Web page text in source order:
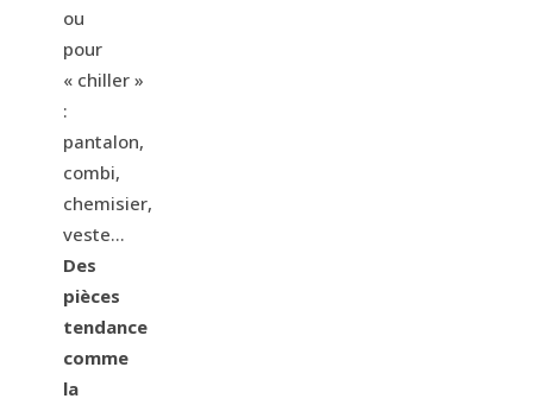
ou
pour
« chiller »
:
pantalon,
combi,
chemisier,
veste…
Des
pièces
tendance
comme
la